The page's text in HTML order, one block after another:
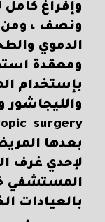
وإفراغ كامل
ونصف ،
الدموي
ومعقدة
بإستخدام
بعدها
لإحدي غرف
بالعيادات